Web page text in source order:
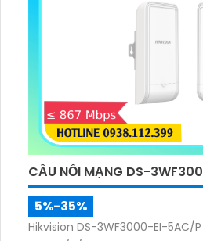
CẦU NỐI MẠNG DS-
5%-35%
Hikvision DS-3WF3000-EI-5AC/